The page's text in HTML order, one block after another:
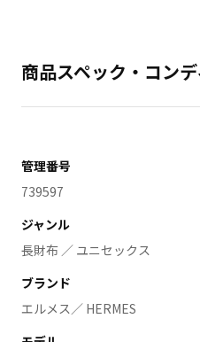
商品スペック・コン
管理番号
739597
ジャンル
長財布 ／ ユニセックス
ブランド
エルメス／ HERMES